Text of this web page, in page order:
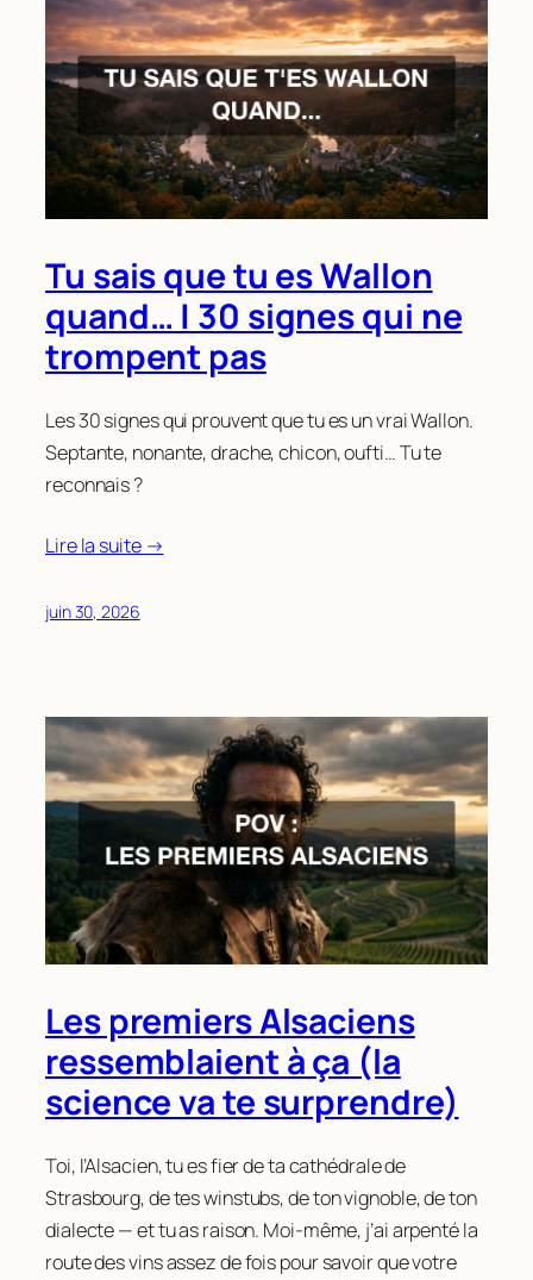
Tu sais que tu es Wallon
quand… | 30 signes qui ne
trompent pas
Les 30 signes qui prouvent que tu es un vrai Wallon.
Septante, nonante, drache, chicon, oufti… Tu te
reconnais ?
Lire la suite →
juin 30, 2026
Les premiers Alsaciens
ressemblaient à ça (la
science va te surprendre)
Toi, l’Alsacien, tu es fier de ta cathédrale de
Strasbourg, de tes winstubs, de ton vignoble, de ton
dialecte — et tu as raison. Moi-même, j’ai arpenté la
route des vins assez de fois pour savoir que votre